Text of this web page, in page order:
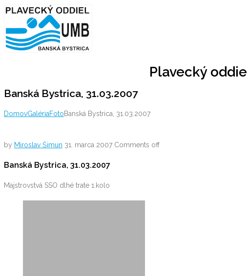
Skip
content
Plavecký
Banská Bystrica, 31.03.2007
DomovGalériaFotoBanská Bystrica, 31.03.2007
by Miroslav Šimun 31. marca 2007 Comments off
Banská Bystrica, 31.03.2007
Majstrovstvá SSO dlhé trate 1.kolo